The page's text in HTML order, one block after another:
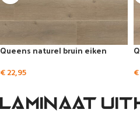
Queens naturel bruin eiken
€22,95 €
Laminaat